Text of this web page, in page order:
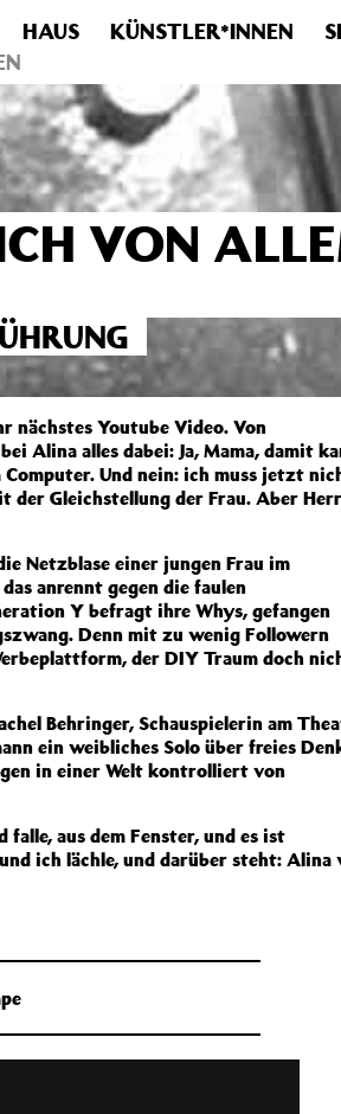
Verwende stattdessen
HAUS KÜNSTLER*INNEN
VON
nächstes Youtube Video. Von
Alina alles dabei: Ja, Mama, damit
Und nein: ich muss jetzt
der Gleichstellung der Frau. Aber Herr
Netzblase einer jungen Frau im
anrennt gegen die faulen
Y befragt ihre Whys, gefangen
Denn mit zu wenig Followern
der DIY Traum doch
Behringer, Schauspielerin am
ein weibliches Solo über freies
in einer Welt kontrolliert von
aus dem Fenster, und es ist
ich lächle, und darüber steht: Alina